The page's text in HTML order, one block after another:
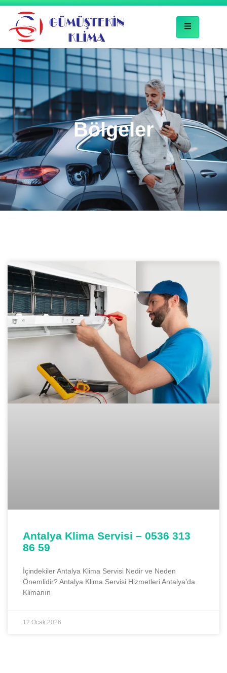
Bölgeler
Antalya Klima Servisi – 0536 313
86 59
İçindekiler Antalya Klima Servisi Nedir ve Neden
Önemlidir? Antalya Klima Servisi Hizmetleri Antalya’da
Klimanın
12 Ocak 2026